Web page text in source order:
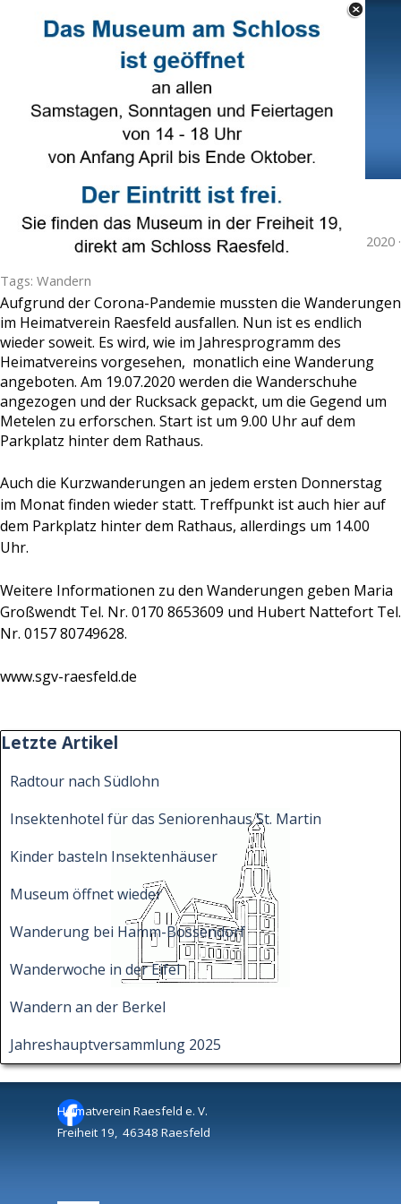
Select Language ▼
Menü überspringen
Wanderungen starten wieder
Veröffentlicht vonRuth Beeringin Wandern· Sonntag 12 Jul 2020 ·
Tags: Wandern
Aufgrund der Corona-Pandemie mussten die Wanderungen
im Heimatverein Raesfeld ausfallen. Nun ist es endlich
wieder soweit. Es wird, wie im Jahresprogramm des
Heimatvereins vorgesehen, monatlich eine Wanderung
angeboten. Am 19.07.2020 werden die Wanderschuhe
angezogen und der Rucksack gepackt, um die Gegend um
Metelen zu erforschen. Start ist um 9.00 Uhr auf dem
Parkplatz hinter dem Rathaus.
Auch die Kurzwanderungen an jedem ersten Donnerstag
im Monat finden wieder statt. Treffpunkt ist auch hier auf
dem Parkplatz hinter dem Rathaus, allerdings um 14.00
Uhr.
Weitere Informationen zu den Wanderungen geben Maria
Großwendt Tel. Nr. 0170 8653609 und Hubert Nattefort Tel.
Nr. 0157 80749628.
www.sgv-raesfeld.de
Block überspringen Letzte Artikel
Letzte Artikel
Radtour nach Südlohn
Insektenhotel für das Seniorenhaus St. Martin
Kinder basteln Insektenhäuser
Museum öffnet wieder
Wanderung bei Hamm-Bossendorf
Wanderwoche in der Eifel
Wandern an der Berkel
Jahreshauptversammlung 2025
Heimatverein Raesfeld e. V.
Freiheit 19, 46348 Raesfeld